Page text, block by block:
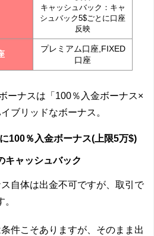
キャッシュバック：キャ
シュバック5$ごとに口座
反映
プレミアム口座,FIXED
口座
ーナスは「100％入金ボーナス×
ブリッドなボーナス。
100％入金ボーナス(上限5万$)
キャッシュバック
自体は出金不可ですが、取引で
件こそありますが、そのまま出